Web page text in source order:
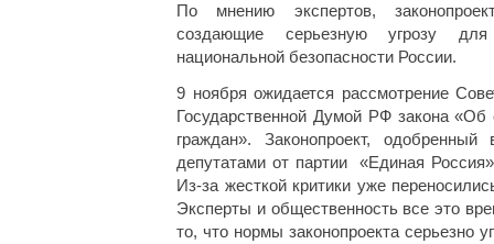
По мнению экспертов,
создающие серьезную угрозу
национальной безопасности России.
9 ноября ожидается рассмотрение
Государственной Думой РФ закона «Об
граждан». Законопроект,
депутатами от партии «Единая
Из-за жесткой критики уже
Эксперты и общественность все это
то, что нормы законопроекта серьезно